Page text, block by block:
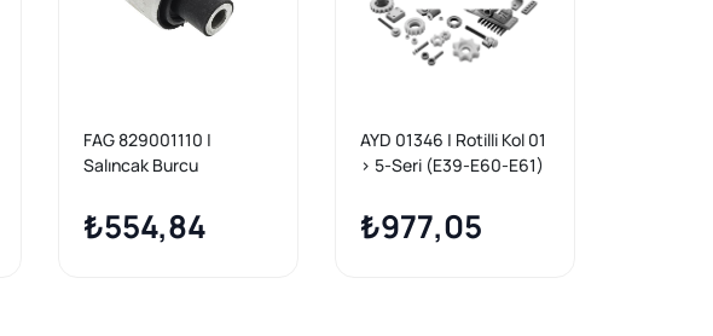
FAG 829001110 |
Salıncak Burcu
₺554,84
AYD 01346 | Rotilli Kol 01
> 5-Seri (E39-E60-E61)
₺977,05